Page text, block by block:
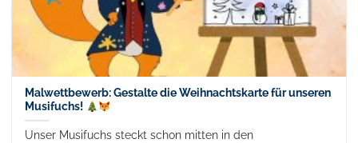
Malwettbewerb: Gestalte die Weihnachtskarte für unseren
Musifuchs!
Unser Musifuchs steckt schon mitten in den